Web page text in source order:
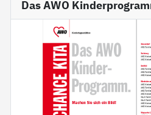
Das AWO